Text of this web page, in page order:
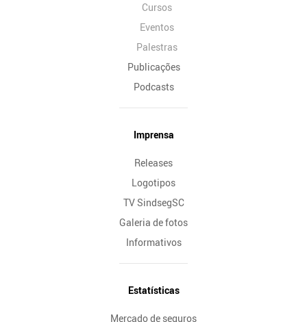
Cursos
Eventos
Palestras
Publicações
Podcasts
Imprensa
Releases
Logotipos
TV SindsegSC
Galeria de fotos
Informativos
Estatísticas
Mercado de seguros